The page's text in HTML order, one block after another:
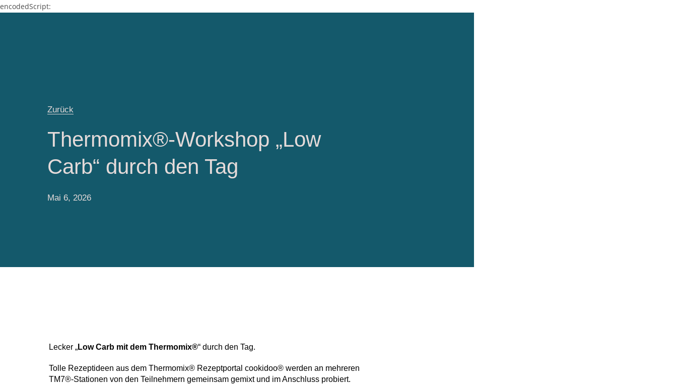
encodedScript:
Zurück
Thermomix®-Workshop „Low
Carb“ durch den Tag
Mai 6, 2026
Lecker „Low Carb mit dem Thermomix®“ durch den Tag.
Tolle Rezeptideen aus dem Thermomix® Rezeptportal cookidoo® werden an mehreren
TM7®-Stationen von den Teilnehmern gemeinsam gemixt und im Anschluss probiert.